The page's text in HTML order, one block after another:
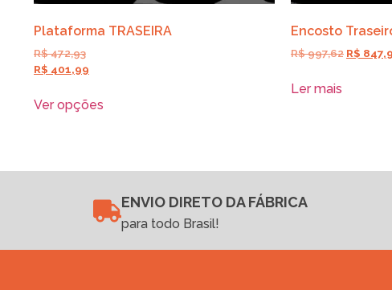
Plataforma TRASEIRA
R$472,93
R$ 401,99
Ver opções
Encosto
R$997,62 R$
Ler mais
ENVIO DIRETO DA FÁBRICA
para todo Brasil!